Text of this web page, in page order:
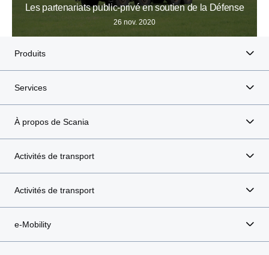
Les partenariats public-privé en soutien de la Défense
26 nov. 2020
Produits
Services
À propos de Scania
Activités de transport
Activités de transport
e-Mobility